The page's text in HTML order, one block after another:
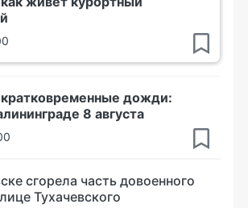
дожди:
8 августа
сгорела часть довоенного
Тухачевского